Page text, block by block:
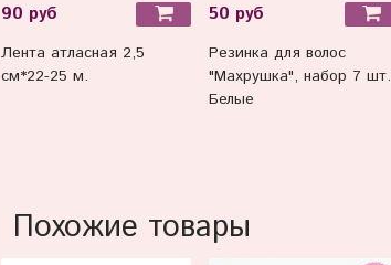
90 руб
Лента атласная 2,5
см*22-25 м.
50 руб
Резинка для волос
"Махрушка", набор 7 шт.
Белые
Похожие товары